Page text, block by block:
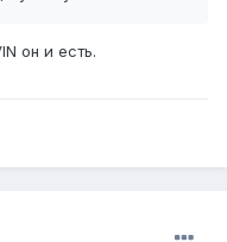
он и есть.